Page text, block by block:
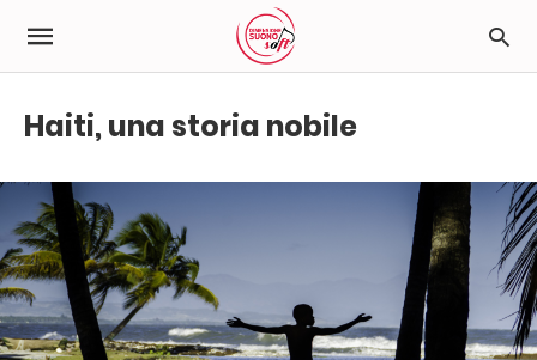
Haiti, una storia nobile